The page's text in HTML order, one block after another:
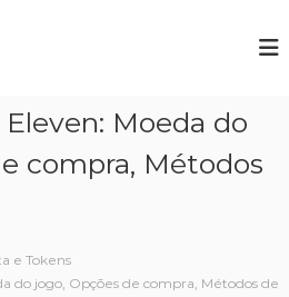
Moeda do
compra, Métodos
e Tokens
do jogo, Opções de compra, Métodos de